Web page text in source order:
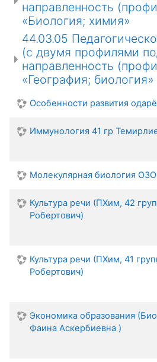
направленность
«Биология; химия»
44.03.05
(с двумя профилями
направленность
«География; биология»
Особенности развития
Иммунология 41 гр
Молекулярная биология
Культура речи (ПХим, 42
Робертович)
Культура речи (ПХим, 41
Робертович)
Экономика образования
Фаина Аскербиевна )